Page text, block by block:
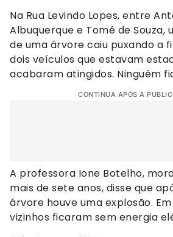
Na Rua Levindo Lopes, entre
Albuquerque e Tomé de Souza,
de uma árvore caiu puxando a
dois veículos que estavam
acabaram atingidos. Ninguém
CONTINUA APÓS A
A professora Ione Botelho,
mais de sete anos, disse que
árvore houve uma explosão.
vizinhos ficaram sem energia